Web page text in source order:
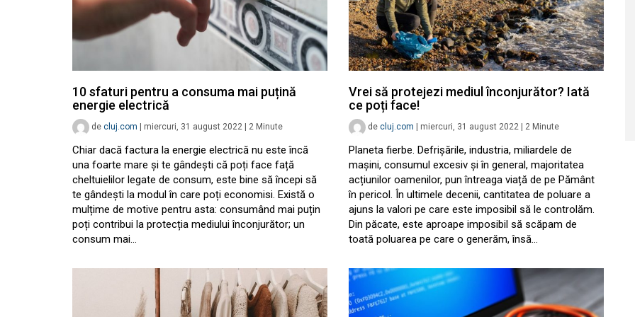
10 sfaturi pentru a consuma mai puțină
energie electrică
de cluj.com miercuri, 31 august 2022 2 Minute
Chiar dacă factura la energie electrică nu este încă
una foarte mare și te gândești că poți face față
cheltuielilor legate de consum, este bine să începi să
te gândești la modul în care poți economisi. Există o
mulțime de motive pentru asta: consumând mai puțin
poți contribui la protecția mediului înconjurător; un
consum mai…
Vrei să protejezi mediul înconjurător? Iată
ce poți face!
de cluj.com miercuri, 31 august 2022 2 Minute
Planeta fierbe. Defrișările, industria, miliardele de
mașini, consumul excesiv și în general, majoritatea
acțiunilor oamenilor, pun întreaga viață de pe Pământ
în pericol. În ultimele decenii, cantitatea de poluare a
ajuns la valori pe care este imposibil să le controlăm.
Din păcate, este aproape imposibil să scăpam de
toată poluarea pe care o generăm, însă…